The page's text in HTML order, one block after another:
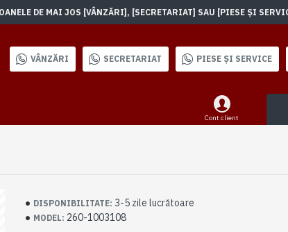
DE MAI JOS [VÂNZĂRI], [SECRETARIAT] SAU [PIESE ȘI
VÂNZĂRI SECRETARIAT PIESE ȘI SERVICE
Cont client
DISPONIBILITATE: 3-5 zile lucrătoare
MODEL: 260-1003108